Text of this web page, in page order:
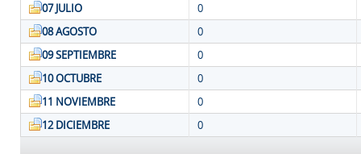
07 JULIO
0
08 AGOSTO
0
09 SEPTIEMBRE
0
10 OCTUBRE
0
11 NOVIEMBRE
0
12 DICIEMBRE
0